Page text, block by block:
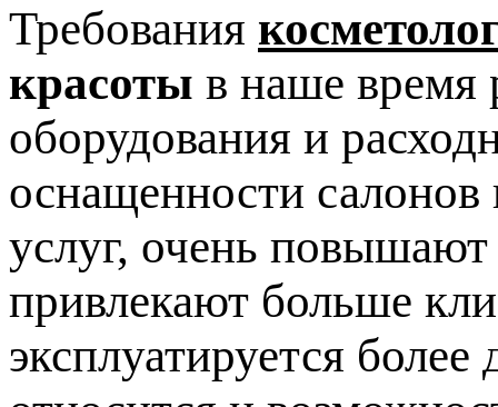
Требования
красоты в наше время
оборудования и
оснащенности салонов
услуг, очень
привлекают больше
эксплуатируется